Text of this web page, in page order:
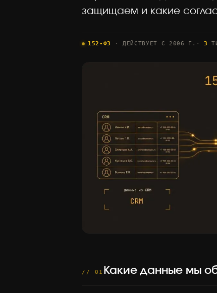
защищаем и какие
152-ФЗ · ДЕЙСТВУЕТ С 2006 Г. · 3
// 01 Какие данные мы